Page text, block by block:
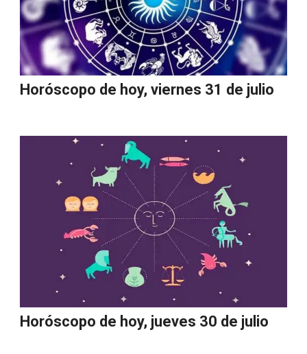
Horóscopo de hoy, viernes 31 de julio
Horóscopo de hoy, jueves 30 de julio